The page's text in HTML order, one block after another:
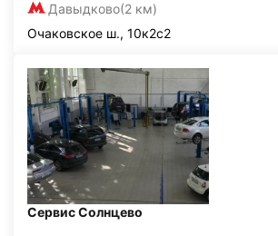
Давыдково(2 км)
Очаковское ш., 10к2с2
Сервис Солнцево